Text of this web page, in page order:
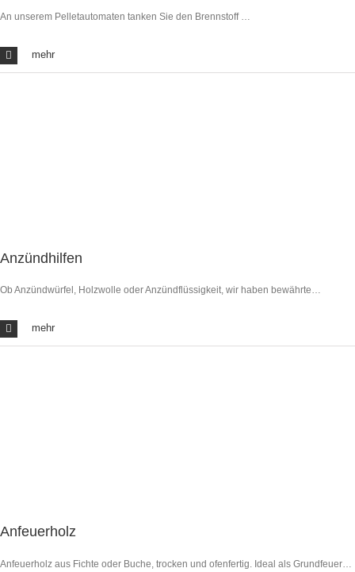
An unserem Pelletautomaten tanken Sie den Brennstoff …
mehr
Anzündhilfen
Ob Anzündwürfel, Holzwolle oder Anzündflüssigkeit, wir haben bewährte…
mehr
Anfeuerholz
Anfeuerholz aus Fichte oder Buche, trocken und ofenfertig. Ideal als Grundfeuer…